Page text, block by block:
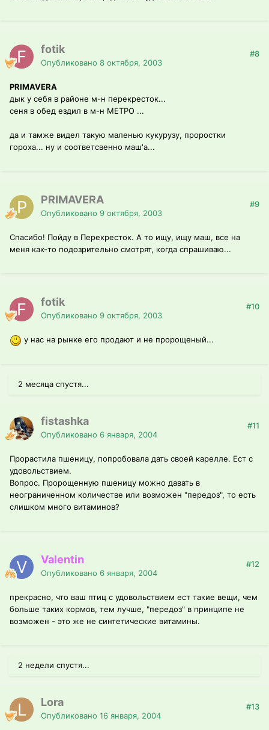
fotik
Опубликовано 8 октября, 2003
#8
PRIMAVERA
дык у себя в районе м-н перекресток...
сеня в обед ездил в м-н МЕТРО ...
да и тамже видел такую маленью кукурузу, проростки
гороха... ну и соответсвенно маш'а...
PRIMAVERA
Опубликовано 9 октября, 2003
#9
Спасибо! Пойду в Перекресток. А то ищу, ищу маш, все на
меня как-то подозрительно смотрят, когда спрашиваю...
fotik
Опубликовано 9 октября, 2003
#10
у нас на рынке его продают и не пророщеный...
2 месяца спустя...
fistashka
Опубликовано 6 января, 2004
#11
Прорастила пшеницу, попробовала дать своей карелле. Ест с
удовольствием.
Вопрос. Пророщенную пшеницу можно давать в
неограниченном количестве или возможен "передоз", то есть
слишком много витаминов?
Valentin
Опубликовано 6 января, 2004
#12
прекрасно, что ваш птиц с удовольствием ест такие вещи, чем
больше таких кормов, тем лучше, "передоз" в принципе не
возможен - это же не синтетические витамины.
2 недели спустя...
Lora
Опубликовано 16 января, 2004
#13